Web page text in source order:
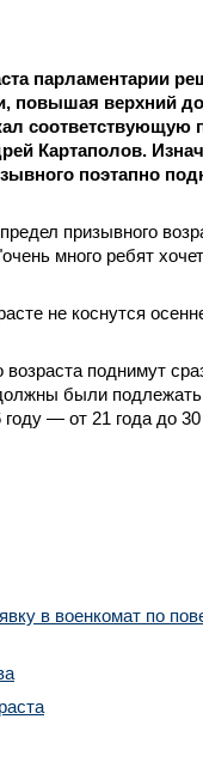
парламентарии
повышая верхний до
соответствующую
Картаполов.
поэтапно
призывного
много ребят
не коснутся
поднимут
должны были
— от 21 года до 30
в военкомат по